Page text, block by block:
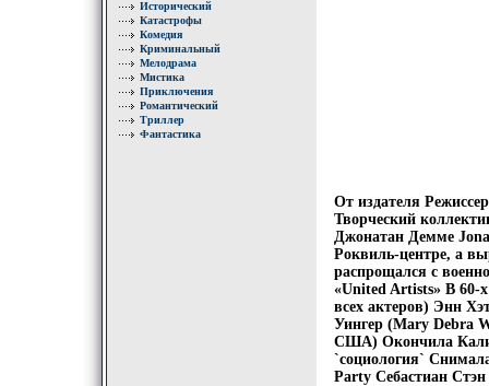
Исторический
Катастрофы
Комедия
Криминальный
Мелодрама
Мистика
Приключения
Романтический
Триллер
Фантастика
От издателя
Творческий
Джонатан Демме
Роквиль-центре, а
распрощался с
«United Artists» В 60-
всех актеров) Энн
Уингер (Mary Debra
США) Окончила
`социология`
Party Себастиан Стэн